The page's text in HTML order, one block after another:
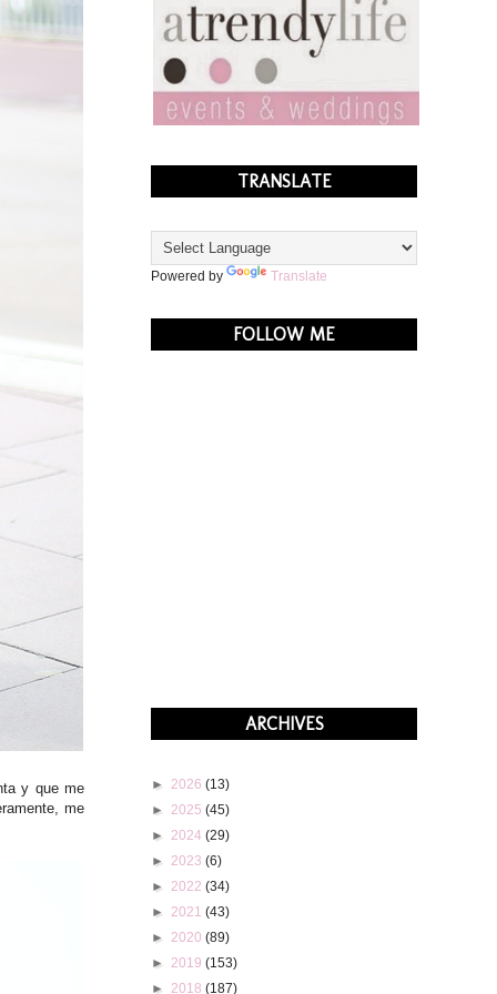
y que me
me
TRANSLATE
Powered by Translate
FOLLOW ME
ARCHIVES
► 2026 (13)
► 2025 (45)
► 2024 (29)
► 2023 (6)
► 2022 (34)
► 2021 (43)
► 2020 (89)
► 2019 (153)
► 2018 (187)